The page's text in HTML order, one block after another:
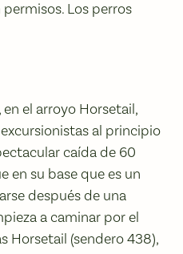
permisos. Los perros
el arroyo Horsetail,
al principio
caída de 60
en su base que es un
después de una
a caminar por el
Horsetail (sendero 438),